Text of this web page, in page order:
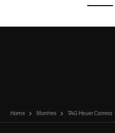
Home Montres TAG Heuer Carrera